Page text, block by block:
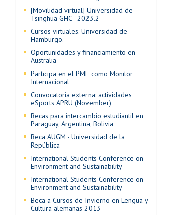
[Movilidad virtual] Universidad de
Tsinghua GHC - 2023.2
Cursos virtuales. Universidad de
Hamburgo.
Oportunidades y financiamiento en
Australia
Participa en el PME como Monitor
Internacional
Convocatoria externa: actividades
eSports APRU (November)
Becas para intercambio estudiantil en
Paraguay, Argentina, Bolivia
Beca AUGM - Universidad de la
República
International Students Conference on
Environment and Sustainability
International Students Conference on
Environment and Sustainability
Beca a Cursos de Invierno en Lengua y
Cultura alemanas 2013